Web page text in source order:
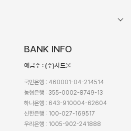
BANK INFO
예금주 : (주)시드물
국민은행 : 460001-04-214514
농협은행 : 355-0002-8749-13
하나은행 : 643-910004-62604
신한은행 : 100-027-169517
우리은행 : 1005-902-241888